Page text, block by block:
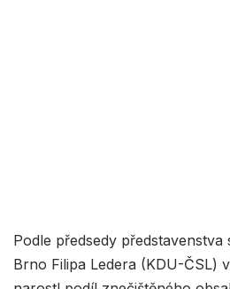
Podle předsedy představenstva
Brno Filipa Ledera (KDU-ČSL)